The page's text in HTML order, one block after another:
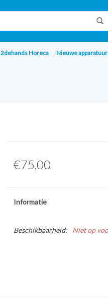
2dehands Horeca Nieuwe apparatuur
€75,00
Informatie
Beschikbaarheid: Niet op